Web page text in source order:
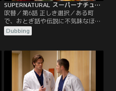
SUPERNATURAL スーパーナチュラル シーズン5 第06話／吹替
吹替／第6話 正しき選択／ある町
で、おとぎ話や伝説に不気味なほど
よく似た殺人事件が次々と起きる。
調査を続けるサムとディーンは、ジ
事件の鍵を握っていることを突き止
める。このあどけない子供が何かを
信じると、それが現実になっていく
のを見て、立ちすくむ二人。カステ
ィエルはジェシーを殺す以外に…。
Dubbing